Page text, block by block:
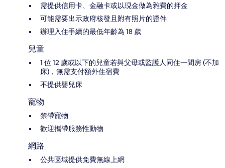
需提供信用卡、金融卡或以現金做為雜費的押金
可能需要出示政府核發且附有照片的證件
辦理入住手續的最低年齡為 18 歲
兒童
1 位 12 歲或以下的兒童若與父母或監護人同住一間房 (不加
床)，無需支付額外住宿費
不提供嬰兒床
寵物
禁帶寵物
歡迎攜帶服務性動物
網路
公共區域提供免費無線上網